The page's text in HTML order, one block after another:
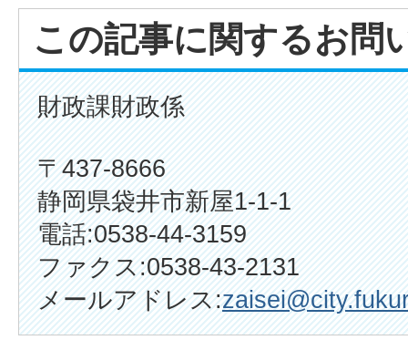
この記事に関するお問
財政課財政係
〒437-8666
静岡県袋井市新屋1-1-1
電話:0538-44-3159
ファクス:0538-43-2131
メールアドレス: